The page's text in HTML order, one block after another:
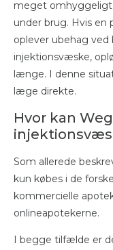
meget
under brug. Hvis
oplever ubehag
injektionsvæske,
længe. I denne
læge direkte.
Hvor kan
Som allerede
kun købes i de
kommercielle
onlineapotekerne.
I begge tilfælde er